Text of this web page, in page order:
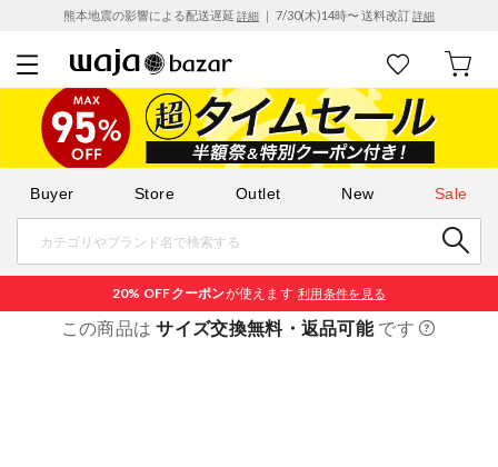
熊本地震の影響による配送遅延 詳細 ｜ 7/30(木)14時〜 送料改訂詳細
Buyer Store Outlet New Sale
20% OFFクーポンが使えます 利用条件を見る
この商品はサイズ交換無料・返品可能です